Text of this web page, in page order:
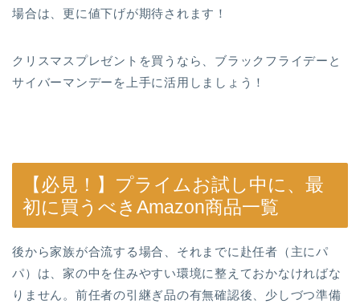
場合は、更に値下げが期待されます！
クリスマスプレゼントを買うなら、ブラックフライデーと
サイバーマンデーを上手に活用しましょう！
【必見！】プライムお試し中に、最
初に買うべきAmazon商品一覧
後から家族が合流する場合、それまでに赴任者（主にパ
パ）は、家の中を住みやすい環境に整えておかなければな
りません。前任者の引継ぎ品の有無確認後、少しづつ準備